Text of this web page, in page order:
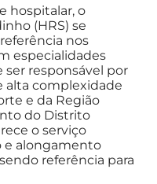
hospitalar, o
(HRS) se
nos
especialidades
ser responsável por
alta complexidade
e da Região
do Distrito
o serviço
e alongamento
referência para